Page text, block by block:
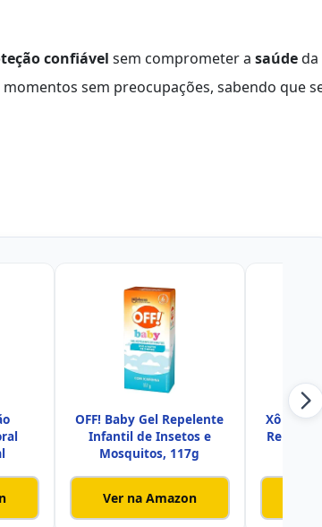
confiável sem comprometer a saúdeda
sem preocupações, sabendo que
OFF! Baby Gel Repelente
Infantil de Insetos e
Mosquitos, 117g
Ver na Amazon
Xô